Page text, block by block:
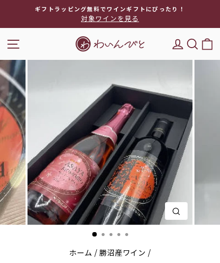
ス
イ
ー
停
止
ギフトラッピング無料でワインギフトにぴったり！
対象ワインを見る
キー
ホーム / 勝沼産ワイン /